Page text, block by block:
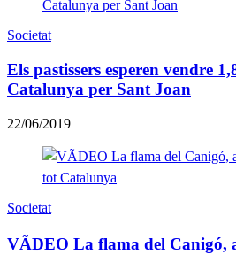
Societat
Els pastissers esperen vendre
Catalunya per Sant Joan
22/06/2019
Societat
VÃDEO La flama del